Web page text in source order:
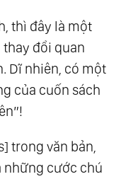
Pdf
Hóa Thể Xác
Quân Tử Pdf
Bồ Tát Pdf
thì đây là một
thay đổi quan
Dĩ nhiên, có một
của cuốn sách
trong văn bản,
những cước chú